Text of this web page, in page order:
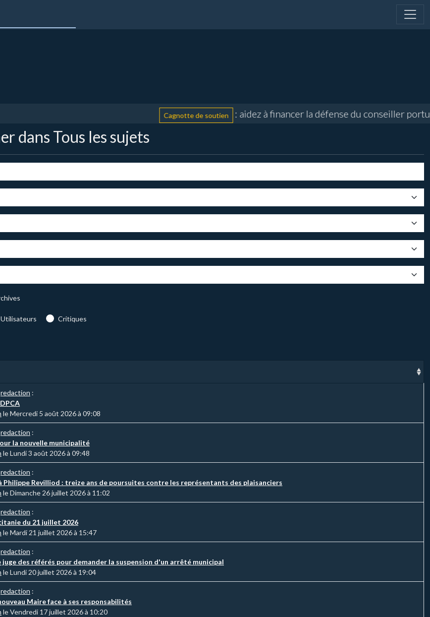
Cagnotte de soutien : aidez à financer la défense du conseiller
dans Tous les sujets
Utilisateurs Critiques
redaction :
le Mercredi 5 août 2026 à 09:08
redaction :
la nouvelle municipalité
le Lundi 3 août 2026 à 09:48
redaction :
Philippe Revilliod : treize ans de poursuites contre les représentants des plaisanciers
le Dimanche 26 juillet 2026 à 11:02
redaction :
du 21 juillet 2026
le Mardi 21 juillet 2026 à 15:47
redaction :
juge des référés pour demander la suspension d'un arrêté municipal
le Lundi 20 juillet 2026 à 19:04
redaction :
Maire face à ses responsabilités
le Vendredi 17 juillet 2026 à 10:20